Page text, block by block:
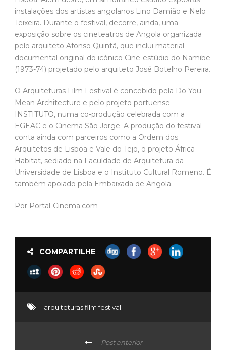
instalações dos artistas angolanos Lino Damião e Nelo
Teixeira. Durante o festival, decorre, ainda, uma
exposição sobre os cineteatros de Angola organizada
pelo arquiteto Afonso Quintã, que inclui material
documental original do icónico Cine-estúdio do Namibe
(1973-74) projetado pelo arquiteto José Botelho Pereira.
O Arquiteturas Film Festival é concebido pela Do You
Mean Architecture e pelo projeto portuense
INSTITUTO, numa co-produção celebrada com a
EGEAC e o Cinema São Jorge. A produção do festival
conta ainda com parceiros como a Ordem dos
Arquitetos de Lisboa e Vale do Tejo, o projeto África
Habitat, sediado na Faculdade de Arquitetura da
Universidade de Lisboa e o Instituto Cultural Romeno. É
também apoiado pela Embaixada de Angola.
Por Portal-Cinema.com
COMPARTILHE
arquiteturas film festival
Post anterior